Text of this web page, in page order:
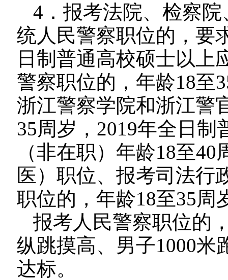
4．报考法院、检察
统人民警察职位的，要
日制普通高校硕士以上
警察职位的，年龄18至
浙江警察学院和浙江警
35周岁，2019年全日
（非在职）年龄18至
医）职位、报考司法行
职位的，年龄18至35周
报考人民警察职位的
纵跳摸高、男子1000米
达标。